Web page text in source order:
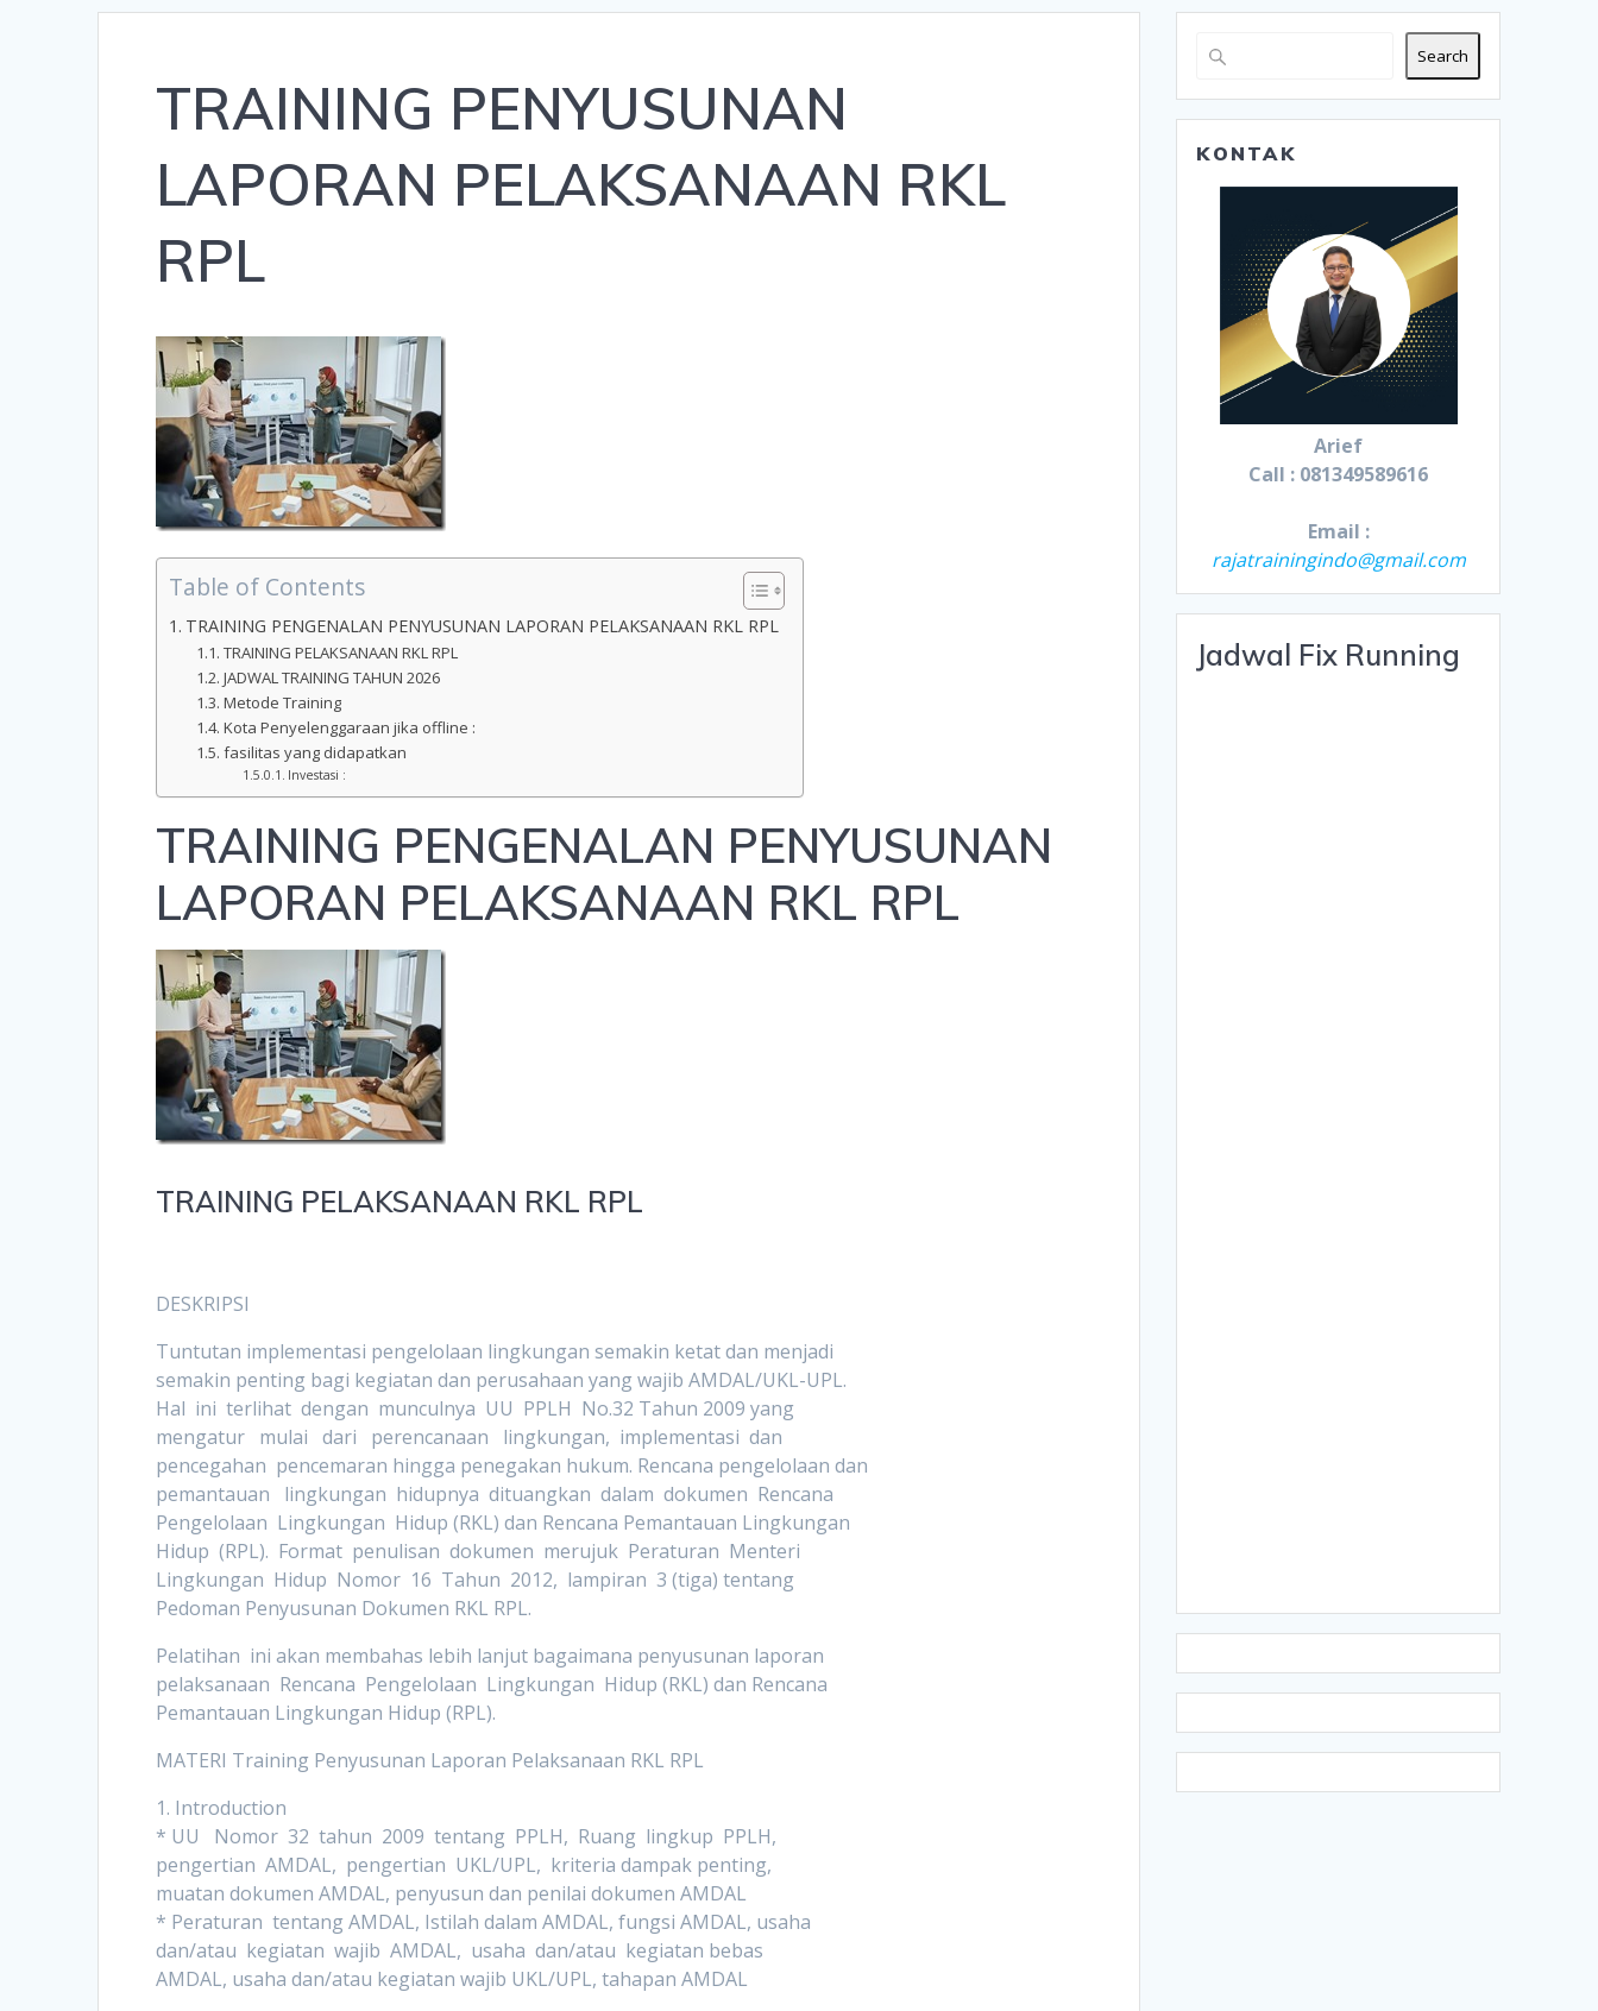
TRAINING PENYUSUNAN
LAPORAN PELAKSANAAN RKL
RPL
Table of Contents
TRAINING PENGENALAN PENYUSUNAN LAPORAN PELAKSANAAN RKL RPL
TRAINING PELAKSANAAN RKL RPL
JADWAL TRAINING TAHUN 2026
Metode Training
Kota Penyelenggaraan jika offline :
fasilitas yang didapatkan
Investasi :
TRAINING PENGENALAN PENYUSUNAN
LAPORAN PELAKSANAAN RKL RPL
TRAINING PELAKSANAAN RKL RPL
DESKRIPSI
Tuntutan implementasi pengelolaan lingkungan semakin ketat dan menjadi
semakin penting bagi kegiatan dan perusahaan yang wajib AMDAL/UKL-UPL.
Hal ini terlihat dengan munculnya UU PPLH No.32 Tahun 2009 yang
mengatur mulai dari perencanaan lingkungan, implementasi dan
pencegahan pencemaran hingga penegakan hukum. Rencana pengelolaan dan
pemantauan lingkungan hidupnya dituangkan dalam dokumen Rencana
Pengelolaan Lingkungan Hidup (RKL) dan Rencana Pemantauan Lingkungan
Hidup (RPL). Format penulisan dokumen merujuk Peraturan Menteri
Lingkungan Hidup Nomor 16 Tahun 2012, lampiran 3 (tiga) tentang
Pedoman Penyusunan Dokumen RKL RPL.
Pelatihan ini akan membahas lebih lanjut bagaimana penyusunan laporan
pelaksanaan Rencana Pengelolaan Lingkungan Hidup (RKL) dan Rencana
Pemantauan Lingkungan Hidup (RPL).
MATERI Training Penyusunan Laporan Pelaksanaan RKL RPL
1. Introduction
* UU Nomor 32 tahun 2009 tentang PPLH, Ruang lingkup PPLH,
pengertian AMDAL, pengertian UKL/UPL, kriteria dampak penting,
muatan dokumen AMDAL, penyusun dan penilai dokumen AMDAL
* Peraturan tentang AMDAL, Istilah dalam AMDAL, fungsi AMDAL, usaha
dan/atau kegiatan wajib AMDAL, usaha dan/atau kegiatan bebas
AMDAL, usaha dan/atau kegiatan wajib UKL/UPL, tahapan AMDAL
Search
KONTAK
Arief
Call : 081349589616
Email :
rajatrainingindo@gmail.com
Jadwal Fix Running